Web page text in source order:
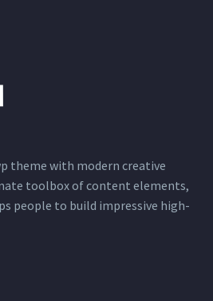
theme with modern creative
toolbox of content elements,
people to build impressive high-